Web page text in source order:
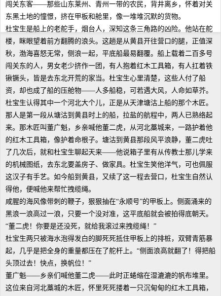
闯关东客——那些山东莱州、青州一带的农民，背井离乡，怀着对关
东黑土地的憧憬，挤在甲板和舱里，像一堆堆沉默的货物。
杜宝生是船上的老舵手，烟台人，深知这条三角路的凶险。他站在舵
楼，眯眼望着前方翻腾的浪头。这趟是从黄县开往营口的腿，正值深
秋，渤海喜怒无常，侧浪一起，平底船最易翻覆。船上载着二百多号
闯关东的人，男女老少挤作一团，有人抱着红木工具箱，有人扛着铁
锹镢头，皆是去东北开荒的家当。杜宝生心里清楚，这些人付了船
资，却也成了船的压舱物——人多船稳，可若遇大风，人命如草芥。
杜宝生认得其中一个河北大个儿，正是从天津塘沽上船的那个木匠。
那人是第一段从塘沽到黄县时上的船，拉盐的航程中，两人已熟络起
来。那木匠叫董广魁，乡亲喊他董二虎，从河北藁城来，一路护着他
的红木工具箱，像护着命根子。塘沽到黄县那段风平浪静，董二虎吐
了几次后，就和杜宝生聊起天来——他说箱子里有从传教士那儿学来
的机械图纸，去东北要盖房子、做家具。杜宝生笑他洋气，可也佩服
这汉子有手艺。如今船到黄县，又续了这一程去营口，杜宝生自然认
得他，便喊他来帮忙拽缆绳。
咸腥的海风像带刺的鞭子，狠狠抽在“永顺号”的甲板上。侧面涌来的
黑浪一浪高过一浪，只要一个没对准，这平底船就会被拍得底朝天。
“董二虎！你要是还没死，就给我滚过来拽缆绳！”
杜宝生两只被海水泡得发白的脚死死抵住甲板上的排桩，双臂青筋暴
起，几乎是把全身的重量都压在了舵杆上。“侧面浪高就翻了！得把船
头顶过去！快点，换帆位！”
董广魁——乡亲们喊他董二虎——此时正蜷缩在湿漉漉的帆布堆里。
这位来自河北藁城的木匠，怀里死死搂着一只沉甸甸的红木工具箱，